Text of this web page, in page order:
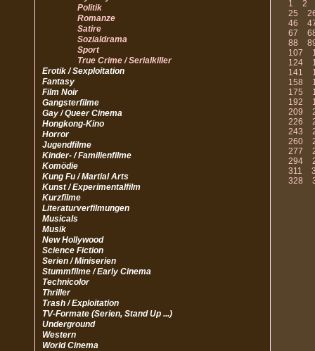
Politik
Romanze
Satire
Sozialdrama
Sport
True Crime / Serialkiller
Erotik / Sexploitation
Fantasy
Film Noir
Gangsterfilme
Gay / Queer Cinema
Hongkong-Kino
Horror
Jugendfilme
Kinder- / Familienfilme
Komödie
Kung Fu / Martial Arts
Kunst / Experimentalfilm
Kurzfilme
Literaturverfilmungen
Musicals
Musik
New Hollywood
Science Fiction
Serien / Miniserien
Stummfilme / Early Cinema
Technicolor
Thriller
Trash / Exploitation
TV-Formate (Serien, Stand Up ...)
Underground
Western
World Cinema
1
2
25
46
67
88
107
124
141
158
175
192
209
226
243
260
277
294
311
328